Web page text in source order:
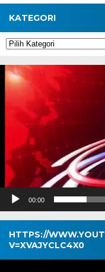
KATEGORI
Kategori
Pemutar
Video
00:00
HTTPS://
V=XVAJYCLC4X0
Pemutar